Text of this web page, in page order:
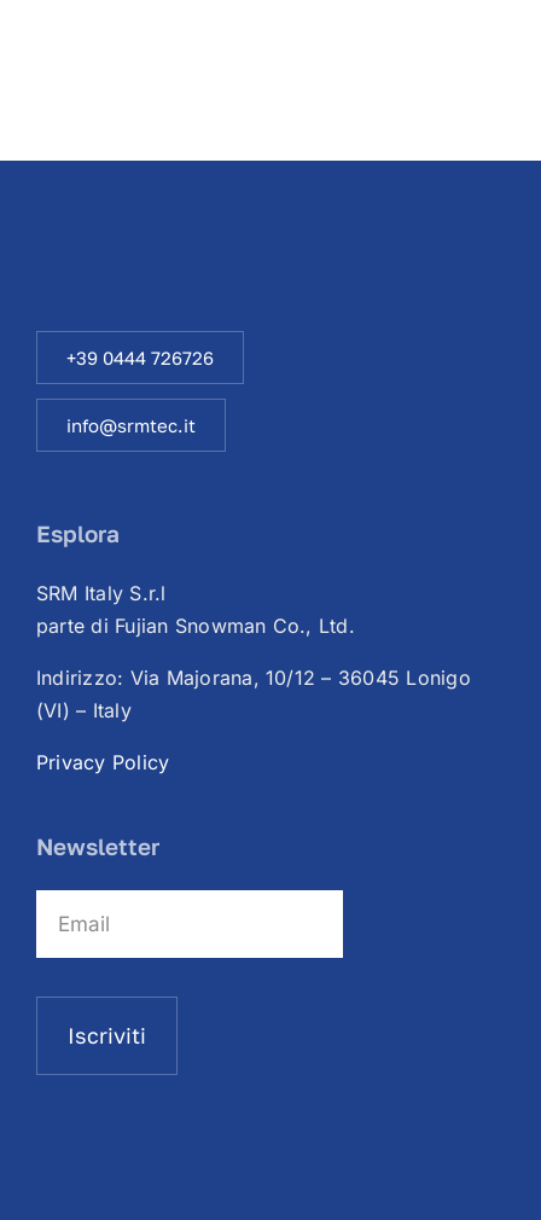
+39 0444 726726
info@srmtec.it
Esplora
SRM Italy S.r.l
parte di Fujian Snowman Co., Ltd.
Indirizzo: Via Majorana, 10/12 – 36045 Lonigo
(VI) – Italy
Privacy Policy
Newsletter
Iscriviti